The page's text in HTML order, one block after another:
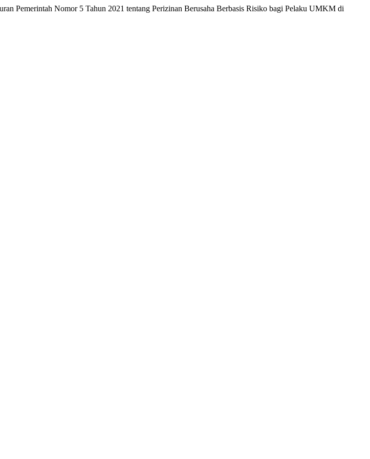
Pemerintah Nomor 5 Tahun 2021 tentang Perizinan Berusaha Berbasis Risiko bagi Pelaku UMKM di